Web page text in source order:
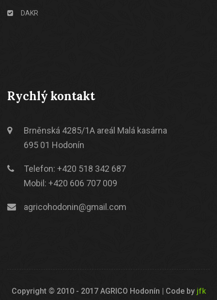
DAKR
Rychlý kontakt
Brněnská 4285/1A areál Malá kasárna
695 01 Hodonín
Telefon: +420 518 342 687
Mobil: +420 606 707 009
agricohodonin@gmail.com
Copyright © 2010 - 2017 AGRICO Hodonín | Code by jfk